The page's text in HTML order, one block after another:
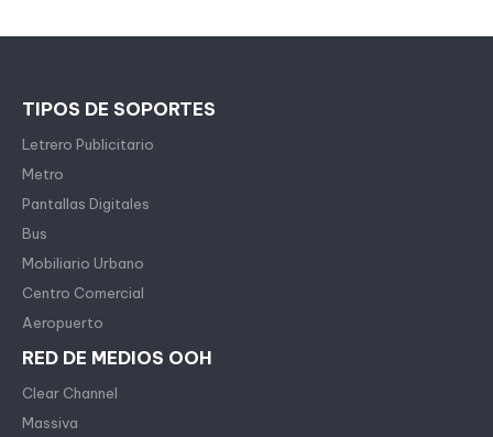
TIPOS DE SOPORTES
Letrero Publicitario
Metro
Pantallas Digitales
Bus
Mobiliario Urbano
Centro Comercial
Aeropuerto
RED DE MEDIOS OOH
Clear Channel
Massiva